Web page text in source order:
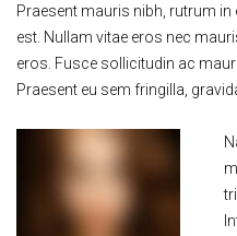
Praesent mauris nibh, rutrum
est. Nullam vitae eros nec
eros. Fusce sollicitudin ac
Praesent eu sem fringilla,